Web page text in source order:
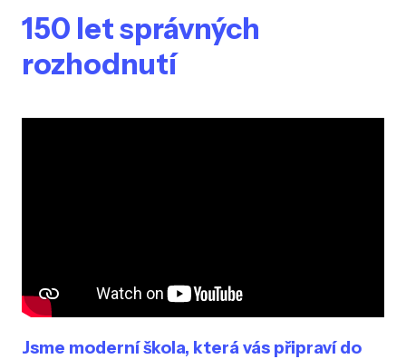
150 let správných
rozhodnutí
Jsme moderní škola, která vás připraví do